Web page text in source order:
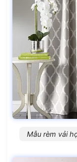
Mẫu rèm vải